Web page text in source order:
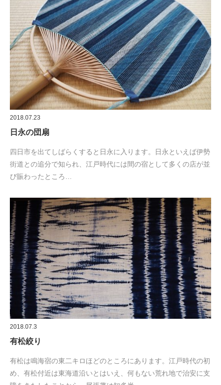
2018.07.23
日永の団扇
四日市を出てしばらくすると日永に入ります。日永といえば伊勢
街道との追分で知られ、江戸時代には間の宿として多くの店が並
び賑わったところ…
2018.07.3
有松絞り
有松は鳴海宿の東二キロほどのところにあります。江戸時代の初
め、有松付近は東海道沿いとはいえ、何もない荒れ地で治安に支